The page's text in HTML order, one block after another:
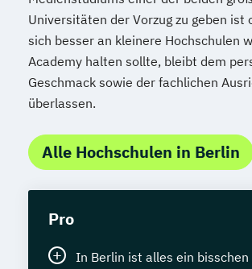
Universitäten der Vorzug zu geben ist
sich besser an kleinere Hochschulen
Academy halten sollte, bleibt dem
Geschmack sowie der fachlichen
überlassen.
Alle Hochschulen in Berlin
Pro
In Berlin ist alles ein